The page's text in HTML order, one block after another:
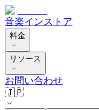
音楽インストア
料金
リソース
お問い合わせ
🇯🇵